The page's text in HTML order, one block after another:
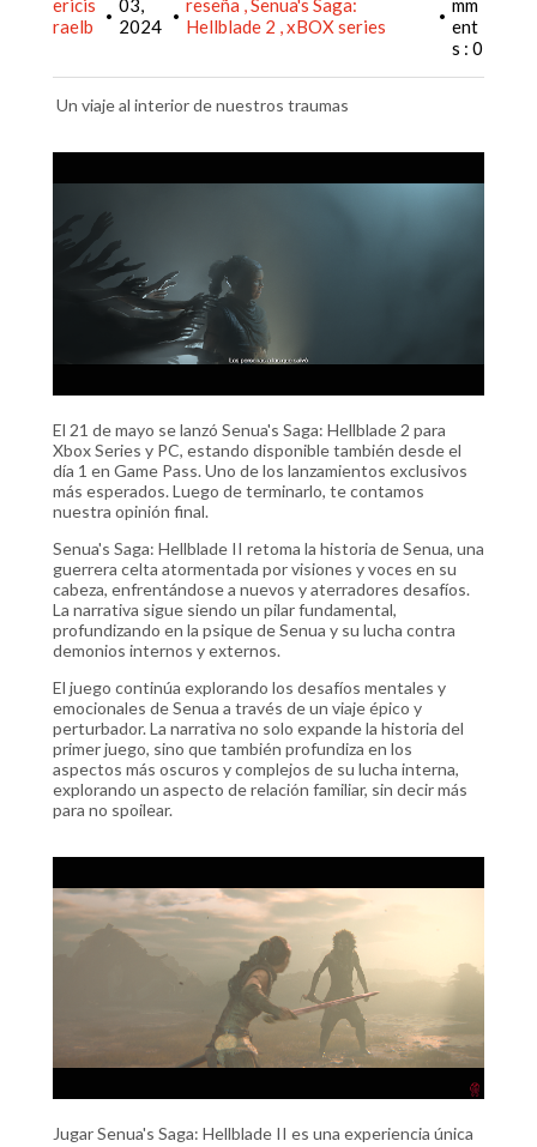
ericis
raelb
• 03,
2024
• reseña Senua's Saga:
Hellblade 2 xBOX series • mm
ent
s : 0
Un viaje al interior de nuestros traumas
El 21 de mayo se lanzó Senua's Saga: Hellblade 2 para
Xbox Series y PC, estando disponible también desde el
día 1 en Game Pass. Uno de los lanzamientos exclusivos
más esperados. Luego de terminarlo, te contamos
nuestra opinión final.
Senua's Saga: Hellblade II retoma la historia de Senua, una
guerrera celta atormentada por visiones y voces en su
cabeza, enfrentándose a nuevos y aterradores desafíos.
La narrativa sigue siendo un pilar fundamental,
profundizando en la psique de Senua y su lucha contra
demonios internos y externos.
El juego continúa explorando los desafíos mentales y
emocionales de Senua a través de un viaje épico y
perturbador. La narrativa no solo expande la historia del
primer juego, sino que también profundiza en los
aspectos más oscuros y complejos de su lucha interna​,
explorando un aspecto de relación familiar, sin decir más
para no spoilear.
Jugar Senua's Saga: Hellblade II es una experiencia única